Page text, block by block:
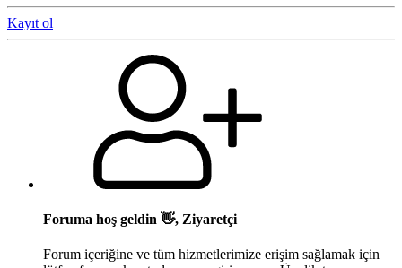
Kayıt ol
Foruma hoş geldin 👋, Ziyaretçi
Forum içeriğine ve tüm hizmetlerimize erişim sağlamak için